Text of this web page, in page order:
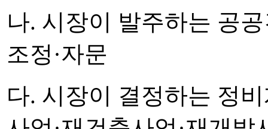
나. 시장이 발주하는 공
조정·자문
다. 시장이 결정하는 정